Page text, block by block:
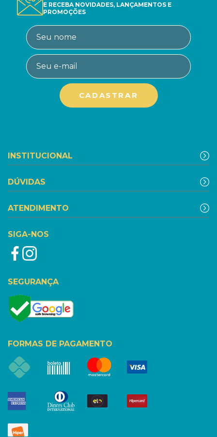
E RECEBA NOVIDADES, LANÇAMENTOS E
PROMOÇÕES
INSTITUCIONAL
DÚVIDAS
ATENDIMENTO
SIGA-NOS
SEGURANÇA
FORMAS DE PAGAMENTO